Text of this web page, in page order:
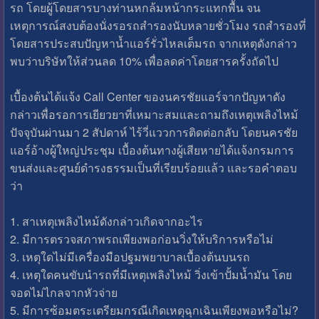
รถ โดยผู้โดยสารบางท่านหกล้มหน้ากระแทกพื้น จน
เหตุการณ์สงบต้องนั่งรอรถสำรองนับหลายชั่วโมง รถสำรองที่
โดยสารประสบปัญหาน้ำแอร์รั่วไหลเต็มรถ จากเหตุดังกล่าว
พบว่าบริษัทให้ส่วนลด 10% เพื่อลดค่าโดยสารครั้งถัดไป
เบื้องต้นได้แจ้ง Call Center ของนครชัยแอร์จากปัญหาดัง
กล่าวเพื่อรอการเยียวยาที่เหมาะสมและถามถึงเหตุเพลิงไหม้
ปัจจุบันผ่านมา 2 สัปดาห์ ไร้วี่แววการติดต่อกลับ โดยนครชัย
แอร์อ้างผู้ใหญ่ประชุม เบื้องต้นทางผู้เสียหายได้แจ้งกรมการ
ขนส่งและศูนย์ดำรงธรรมเป็นที่เรียบร้อยแล้ว และรอคำตอบ
ว่า
1. สาเหตุเพลิงไหม้ดังกล่าวเกิดจากอะไร
2. มีการตรวจสภาพรถเพียงพอก่อนวิ่งให้บริการหรือไม่
3. เหตุใดไม่มีเครื่องมือปฐมพยาบาลเบื้องต้นบนรถ
4. เหตุใดคนขับนำรถที่มีเหตุเพลิงไหม้ วิ่งเข้าปั้มน้ำมัน โดย
จอดไม่ไกลจากหัวจ่าย
5. มีการซ้อมตระเตรียมกรณีเกิดเหตุฉุกเฉินเพียงพอหรือไม่?